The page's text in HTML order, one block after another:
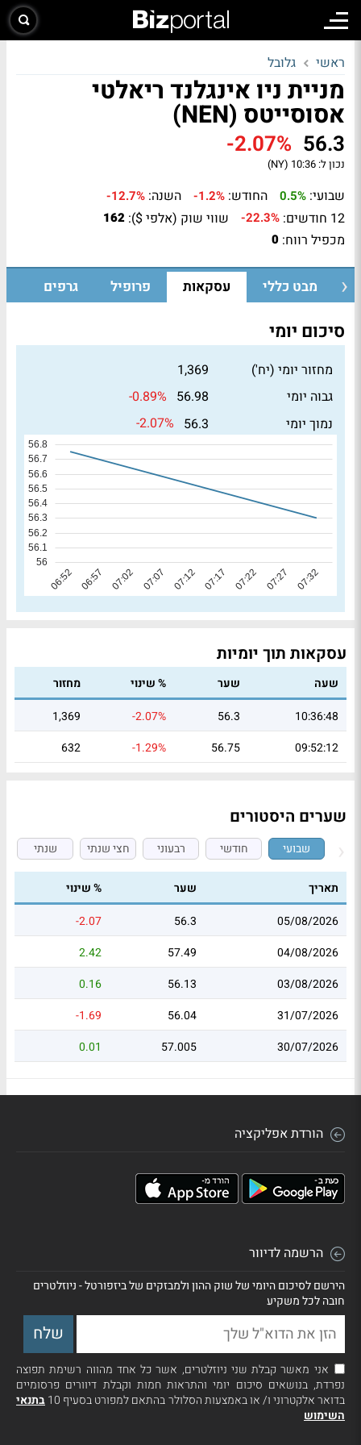
ראשי גלובל
מניית ניו אינגלנד ריאלטי
אסוסייטס (NEN)
56.3
-2.07%
נכון ל: 10:36 (NY)
שבועי: 0.5% החודש: -1.2% השנה: -12.7%
12 חודשים: -22.3% שווי שוק (אלפי $): 162
מכפיל רווח: 0
מבט כללי עסקאות פרופיל גרפים
סיכום יומי
מחזור יומי (יח')
1,369
גבוה יומי
56.98
-0.89%
נמוך יומי
56.3
-2.07%
עסקאות תוך יומיות
שעה שער % שינוי
מחזור
10:36:48
56.3
-2.07%
1,369
09:52:12
56.75
-1.29%
632
שערים היסטורים
שבועי חודשי רבעוני חצי שנתי שנתי
תאריך שער
% שינוי
05/08/2026
56.3
-2.07
04/08/2026
57.49
2.42
03/08/2026
56.13
0.16
31/07/2026
56.04
-1.69
30/07/2026
57.005
0.01
הורדת אפליקציה
הרשמה לדיוור
הירשם לסיכום היומי של שוק ההון ולמבזקים של ביזפורטל - ניוזלטרים
חובה לכל משקיע
אני מאשר קבלת שני ניוזלטרים, אשר כל אחד מהווה רשימת תפוצה
נפרדת, בנושאים סיכום יומי והתראות חמות וקבלת דיוורים פרסומיים
בדואר אלקטרוני ו/ או באמצעות הסלולר בהתאם למפורט בסעיף 10
בתנאי
השימוש